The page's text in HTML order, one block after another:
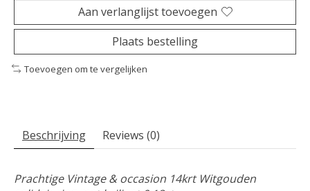
Aan verlanglijst toevoegen
Plaats bestelling
Toevoegen om te vergelijken
Beschrijving Reviews (0)
Prachtige Vintage & occasion 14krt Witgouden